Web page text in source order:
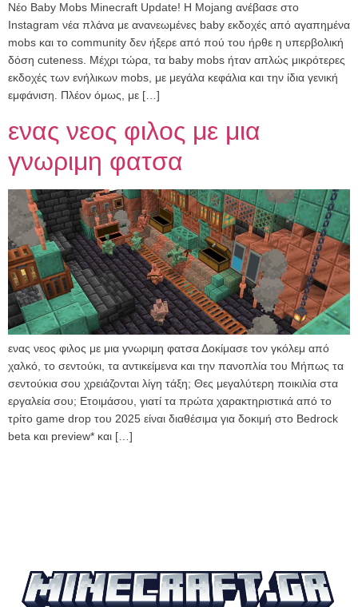
Νέο Baby Mobs Minecraft Update! Η Mojang ανέβασε στο
Instagram νέα πλάνα με ανανεωμένες baby εκδοχές από αγαπημένα
mobs και το community δεν ήξερε από πού του ήρθε η υπερβολική
δόση cuteness. Μέχρι τώρα, τα baby mobs ήταν απλώς μικρότερες
εκδοχές των ενήλικων mobs, με μεγάλα κεφάλια και την ίδια γενική
εμφάνιση. Πλέον όμως, με […]
ενας νεος φιλος με μια
γνωριμη φατσα
ενας νεος φιλος με μια γνωριμη φατσα Δοκίμασε τον γκόλεμ από
χαλκό, το σεντούκι, τα αντικείμενα και την πανοπλία του Μήπως τα
σεντούκια σου χρειάζονται λίγη τάξη; Θες μεγαλύτερη ποικιλία στα
εργαλεία σου; Ετοιμάσου, γιατί τα πρώτα χαρακτηριστικά από το
τρίτο game drop του 2025 είναι διαθέσιμα για δοκιμή στο Bedrock
beta και preview* και […]